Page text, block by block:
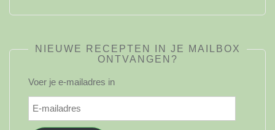
NIEUWE RECEPTEN IN JE MAILBOX
ONTVANGEN?
Voer je e-mailadres in
E-
mailadres